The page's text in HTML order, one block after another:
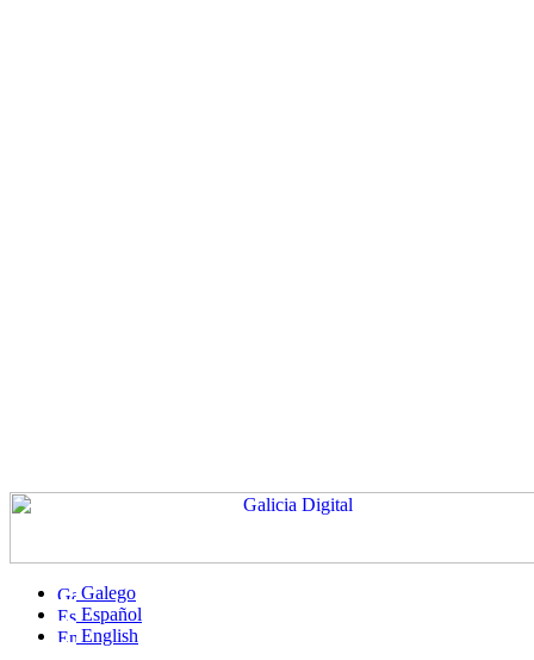
Galego
Español
English